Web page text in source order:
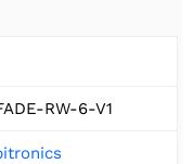
RW-6-V1